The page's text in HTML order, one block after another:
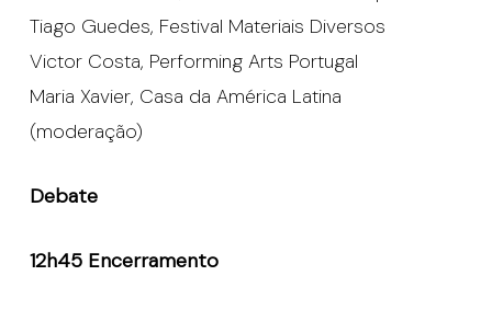
Tiago Guedes, Festival Materiais Diversos
Victor Costa, Performing Arts Portugal
Maria Xavier, Casa da América Latina
(moderação)
Debate
12h45 Encerramento